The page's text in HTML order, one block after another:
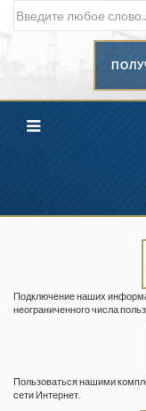
Подключение наших
неограниченного числа
Пользоваться нашими
сети Интернет.